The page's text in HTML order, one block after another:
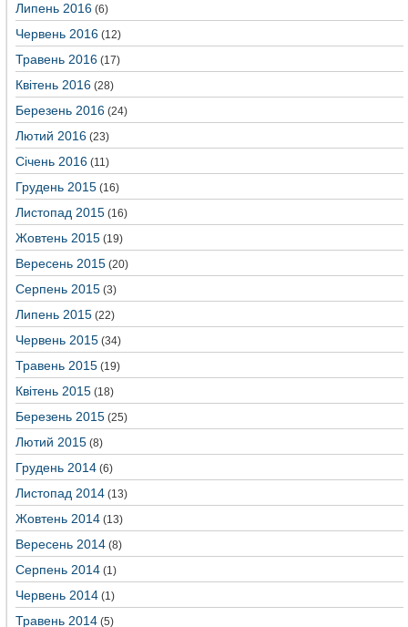
Липень 2016 (6)
Червень 2016 (12)
Травень 2016 (17)
Квітень 2016 (28)
Березень 2016 (24)
Лютий 2016 (23)
Січень 2016 (11)
Грудень 2015 (16)
Листопад 2015 (16)
Жовтень 2015 (19)
Вересень 2015 (20)
Серпень 2015 (3)
Липень 2015 (22)
Червень 2015 (34)
Травень 2015 (19)
Квітень 2015 (18)
Березень 2015 (25)
Лютий 2015 (8)
Грудень 2014 (6)
Листопад 2014 (13)
Жовтень 2014 (13)
Вересень 2014 (8)
Серпень 2014 (1)
Червень 2014 (1)
Травень 2014 (5)